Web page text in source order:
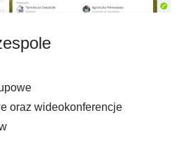
oraz wideokonferencje